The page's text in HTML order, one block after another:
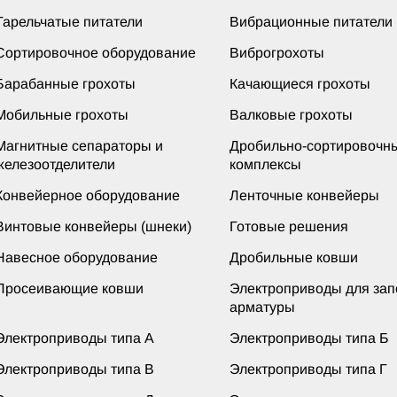
питатели Вибрационные питатели
оборудование Виброгрохоты
грохоты Качающиеся грохоты
грохоты Валковые грохоты
сепараторы и
Дробильно-
комплексы
оборудование Ленточные конвейеры
конвейеры (шнеки) Готовые решения
оборудование Дробильные ковши
ковши
Электроприводы для
арматуры
типа А Электроприводы типа Б
типа В Электроприводы типа Г